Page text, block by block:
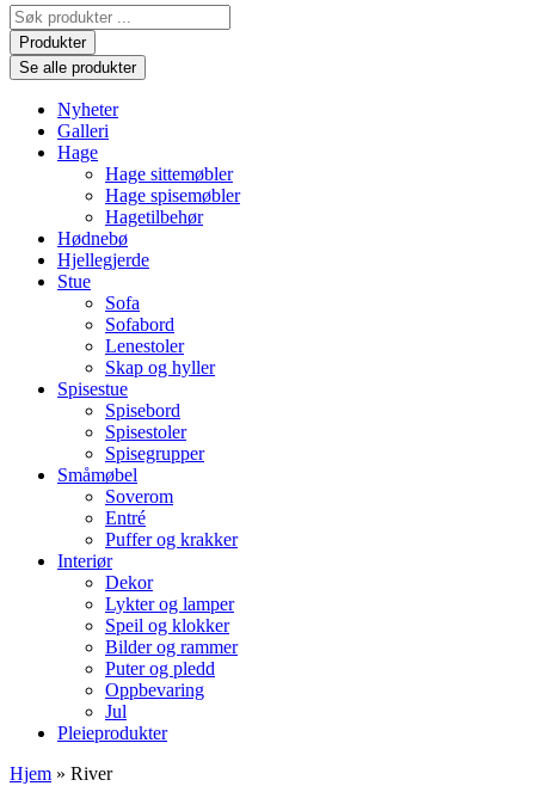
Search
...Produkter
Se alle produkter
Nyheter
Galleri
Hage
Hage sittemøbler
Hage spisemøbler
Hagetilbehør
Hødnebø
Hjellegjerde
Stue
Sofa
Sofabord
Lenestoler
Skap og hyller
Spisestue
Spisebord
Spisestoler
Spisegrupper
Småmøbel
Soverom
Entré
Puffer og krakker
Interiør
Dekor
Lykter og lamper
Speil og klokker
Bilder og rammer
Puter og pledd
Oppbevaring
Jul
Pleieprodukter
Hjem » River